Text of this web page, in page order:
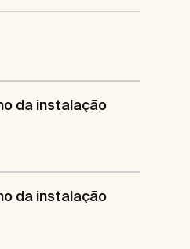
da instalação
da instalação